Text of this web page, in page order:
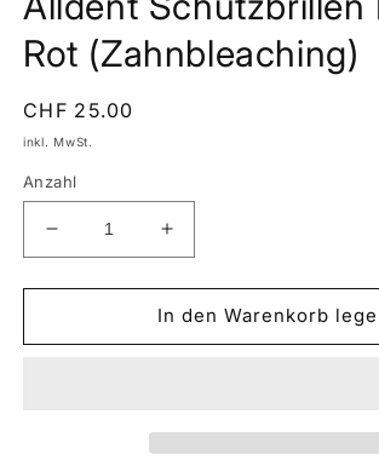
öffnen
Rot (Zahnbleaching)
Normaler
Preis
CHF 25.00
inkl. MwSt.
Anzahl
Verringere
die
Menge
Alldent
Erhöhe
die
Menge
für
Alldent
In den Warenkorb